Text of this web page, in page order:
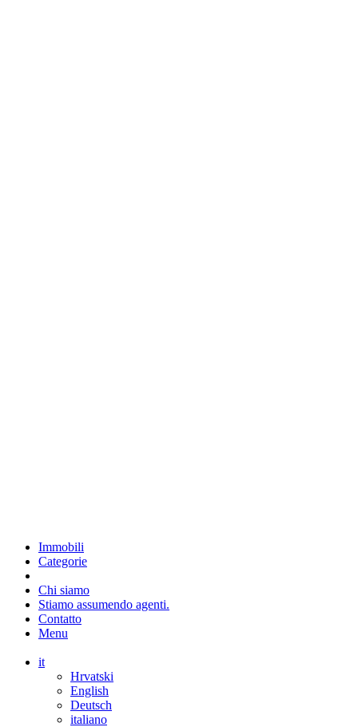
Immobili
Categorie
Chi siamo
Stiamo assumendo agenti.
Contatto
Menu
it
Hrvatski
English
Deutsch
italiano